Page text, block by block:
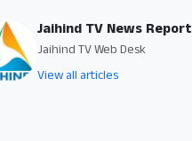
Jaihind TV News Report
Jaihind TV Web Desk
View all articles